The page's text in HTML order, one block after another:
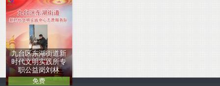
九台区东湖街道新
时代文明实践所专
职公益岗刘林
免费